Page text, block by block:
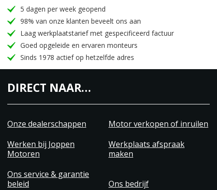
5 dagen per week geopend
98% van onze klanten beveelt ons aan
Laag werkplaatstarief met gespecificeerd factuur
Goed opgeleide en ervaren monteurs
Sinds 1978 actief op hetzelfde adres
DIRECT NAAR…
Onze dealerschappen
Motor verkopen of inruilen
Werken bij Joppen
Motoren
Werkplaats afspraak
maken
Ons service & garantie
beleid
Ons bedrijf